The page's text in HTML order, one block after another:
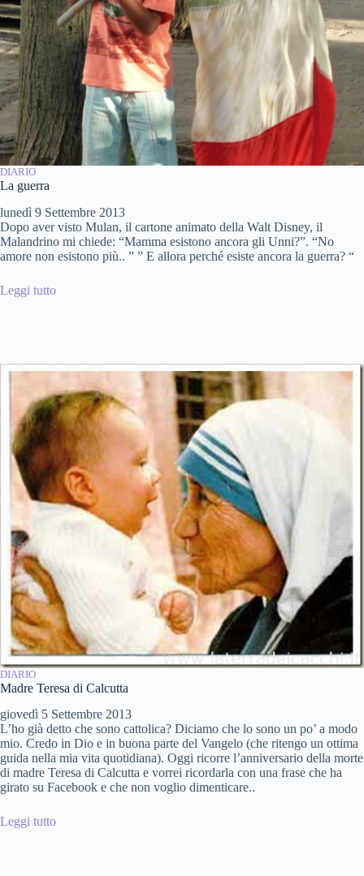
DIARIO
La guerra
lunedì 9 Settembre 2013
Dopo aver visto Mulan, il cartone animato della Walt Disney, il
Malandrino mi chiede: “Mamma esistono ancora gli Unni?”. “No
amore non esistono più.. ” ” E allora perché esiste ancora la guerra? “
Leggi tutto
DIARIO
Madre Teresa di Calcutta
giovedì 5 Settembre 2013
L’ho già detto che sono cattolica? Diciamo che lo sono un po’ a modo
mio. Credo in Dio e in buona parte del Vangelo (che ritengo un ottima
guida nella mia vita quotidiana). Oggi ricorre l’anniversario della morte
di madre Teresa di Calcutta e vorrei ricordarla con una frase che ha
girato su Facebook e che non voglio dimenticare..
Leggi tutto